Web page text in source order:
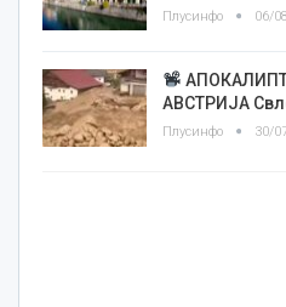
Плусинфо 06/
АВСТРИЈА
Плусинфо 30/